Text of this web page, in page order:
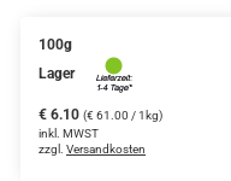
Yogi - und Beuteltee
Aromatisierter Grüntee
Aromatisierter Schwarztee
100g
Lager
€ 6.10 (€ 61.00 / 1kg)
inkl. MWST
zzgl. Versandkosten